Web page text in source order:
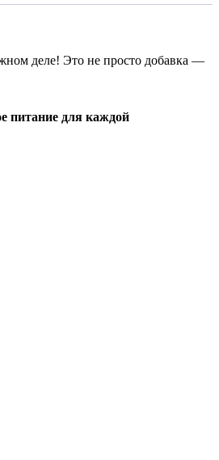
деле! Это не просто добавка —
питание для каждой